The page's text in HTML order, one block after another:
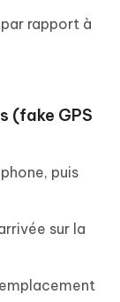
rapport à
(fake GPS
puis
sur la